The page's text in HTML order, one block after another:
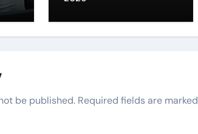
be published. Required fields are marked